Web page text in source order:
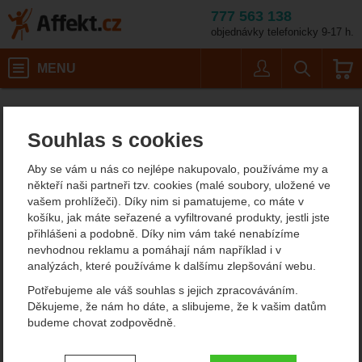
Souhlas s cookies
Aby se vám u nás co nejlépe nakupovalo, používáme my a
někteří naši partneři tzv. cookies (malé soubory, uložené ve
vašem prohlížeči). Díky nim si pamatujeme, co máte v
košíku, jak máte seřazené a vyfiltrované produkty, jestli jste
přihlášeni a podobně. Díky nim vám také nenabízíme
nevhodnou reklamu a pomáhají nám například i v
analýzách, které používáme k dalšímu zlepšování webu.
Potřebujeme ale váš souhlas s jejich zpracováváním.
Děkujeme, že nám ho dáte, a slibujeme, že k vašim datům
budeme chovat zodpovědně.
Nastavení souhlasů s kategoriemi
777 563 138
objednávky telefonicky 9-17 h.
MENU
Singing Rock Static 10,5 mm 1 eyes
Singing Rock Static 10,5
mm 1 eyes
Fotografie